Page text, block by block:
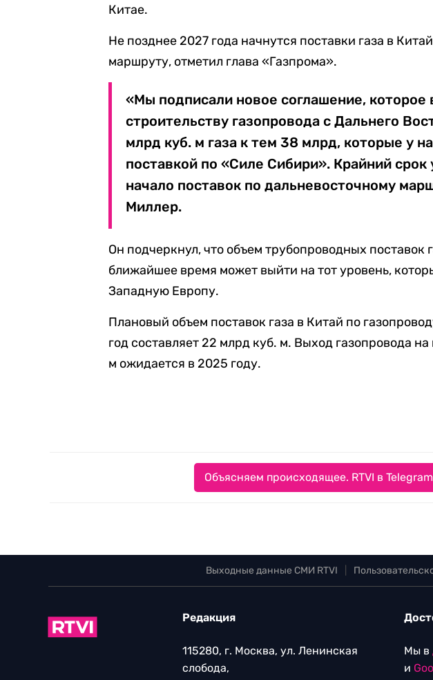
Китае.
Не позднее 2027 года начнутся поставки газа в
маршруту, отметил глава «Газпрома».
«Мы подписали новое соглашение, которое
строительству газопровода с Дальнего
млрд куб. м газа к тем 38 млрд, которые у
поставкой по «Силе Сибири». Крайний срок
начало поставок по дальневосточному
Миллер.
Он подчеркнул, что объем трубопроводных поставок
ближайшее время может выйти на тот уровень,
Западную Европу.
Плановый объем поставок газа в Китай по
год составляет 22 млрд куб. м. Выход газопровода
м ожидается в 2025 году.
Объясняем происходящее. RTVI в Telegram
Выходные данные СМИ RTVI
Редакция
115280, г. Москва, ул. Ленинская
слобода,
Мы в
и